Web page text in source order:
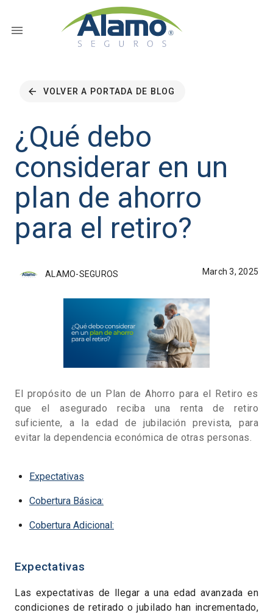
VOLVER A PORTADA DE BLOG
¿Qué debo
considerar en un
plan de ahorro
para el retiro?
ALAMO-SEGUROS March 3, 2025
El propósito de un Plan de Ahorro para el Retiro es
que el asegurado reciba una renta de retiro
suficiente, a la edad de jubilación prevista, para
evitar la dependencia económica de otras personas.
Expectativas
Cobertura Básica:
Cobertura Adicional:
Expectativas
Las expectativas de llegar a una edad avanzada en
condiciones de retirado o jubilado han incrementado,